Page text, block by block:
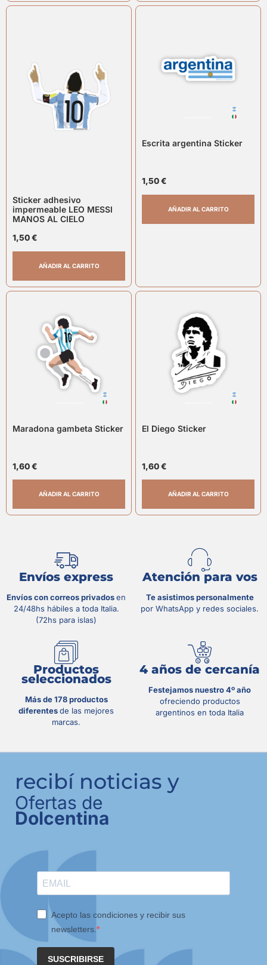
Sticker adhesivo
impermeable LEO MESSI
MANOS AL CIELO
1,50€
AÑADIR AL CARRITO
Escrita argentina Sticker
1,50€
AÑADIR AL CARRITO
Maradona gambeta Sticker
1,60€
AÑADIR AL CARRITO
El Diego Sticker
1,60€
AÑADIR AL CARRITO
Envíos express
Envíos con correos privadosen
24/48hs hábiles a toda Italia.
(72hs para islas)
Atención para vos
Te asistimos personalmente
por WhatsApp y redes sociales.
Productos
seleccionados
Más de 178 productos
diferentesde las mejores
marcas.
4 años de cercanía
Festejamos nuestro 4º año
ofreciendo productos
argentinos en toda Italia
recibí noticias y
Ofertas de
Dolcentina
Acepto las condiciones y recibir sus
newsletters.
SUSCRIBIRSE